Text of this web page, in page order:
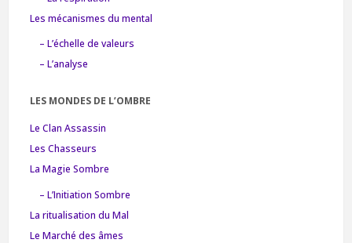
Les mécanismes du mental
– L’échelle de valeurs
– L’analyse
LES MONDES DE L’OMBRE
Le Clan Assassin
Les Chasseurs
La Magie Sombre
– L’Initiation Sombre
La ritualisation du Mal
Le Marché des âmes